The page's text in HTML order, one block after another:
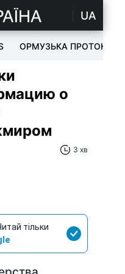
UA
ОРМУЗЬКА ПРОТОКА
о
3 хв
тільки